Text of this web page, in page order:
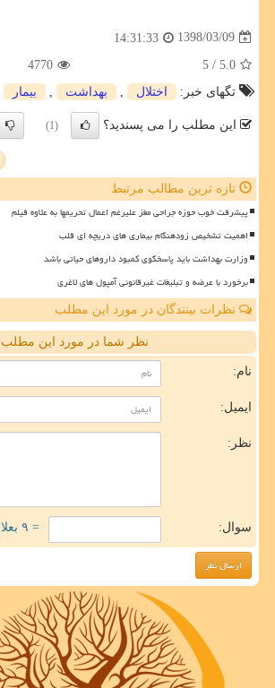
1398/03/09
14:31:33
5.0
/ 5
4770
تگهای خبر:
اختلال بهداشت بیمار
این مطلب را می پسندید؟ (1)
تازه ترین مطالب مرتبط
پیشرفت خوب حوزه جراحی مغز علیرغم اعمال تحریمها به علاوه فیلم
اهمیت تشخیص زودهنگام بیماری های دریچه ای قلب
وزارت بهداشت باید پاسخگوی کمبود داروهای حیاتی باشد
برخورد با عرضه و تبلیغات غیرقانونی آمپول های لاغری
نظرات بینندگان در مورد این مطلب
نظر شما در مورد این مطلب
نام:
ایمیل:
نظر:
سوال: = ۹ بعلاوه ۳